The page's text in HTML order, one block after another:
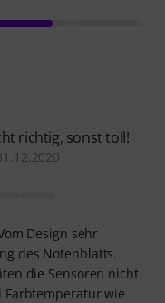
richtig, sonst toll!
Design sehr
des Notenblatts.
die Sensoren nicht
Farbtemperatur wie